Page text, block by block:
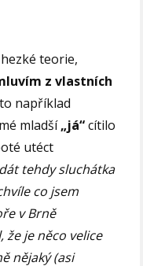
teorie,
z vlastních
například
mladší„já“cítilo
utéct
tehdy sluchátka
co jsem
v Brně
že je něco velice
nějaký (asi